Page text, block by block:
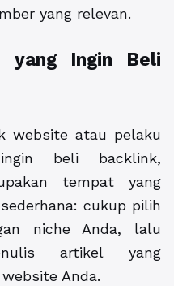
yang relevan.
yang Ingin Beli
website atau pelaku
beli backlink,
tempat yang
cukup pilih
niche Anda, lalu
artikel yang
Anda.